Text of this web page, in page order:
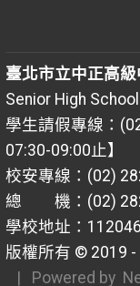
臺北市立中正高級
Senior High School
學生請假專線：
07:30-09:00止】
校安專線：(02)
總 機：(02)
學校地址：
版權所有 © 2019 -
| Powered by